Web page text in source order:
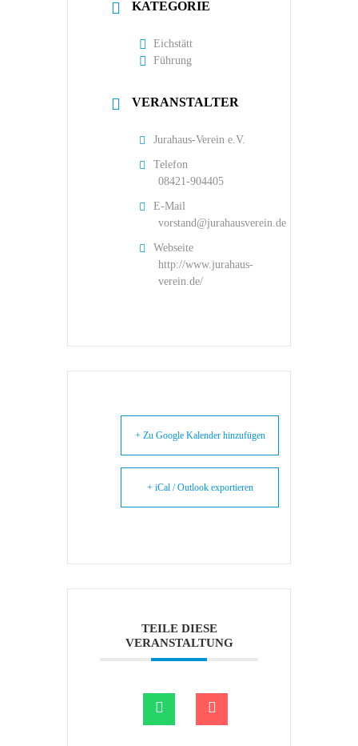
KATEGORIE
Eichstätt
Führung
VERANSTALTER
Jurahaus-Verein e.V.
Telefon
08421-904405
E-Mail
vorstand@jurahausverein.de
Webseite
http://www.jurahaus-
verein.de/
+ Zu Google Kalender hinzufügen
+ iCal / Outlook exportieren
TEILE DIESE
VERANSTALTUNG